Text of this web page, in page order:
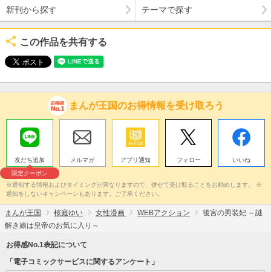
新刊から探す テーマで探す
この作品を共有する
まんが王国のお得情報を受け取ろう
友だち追加
限定クーポン
メルマガ アプリ通知 フォロー いいね
※通知する情報およびタイミングが異なりますので、併せて受け取ることをお勧めします。 ※
通知をしないキャンペーンもあります。ご了承ください。
まんが王国 桜庭ゆい 女性漫画 WEBアクション
後宮の男装妃 ～謎
解き娘は皇帝のお気に入り～
お得感No.1表記について
「電子コミックサービスに関するアンケート」